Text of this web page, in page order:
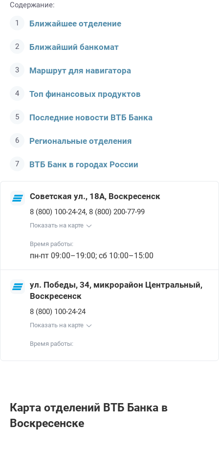
Содержание:
Ближайшее отделение
Ближайший банкомат
Маршрут для навигатора
Топ финансовых продуктов
Последние новости ВТБ Банкa
Региональные отделения
ВТБ Банк в городах России
Советская ул., 18А, Воскресенск
8 (800) 100-24-24, 8 (800) 200-77-99
Показать на карте
Время работы:
пн-пт 09:00–19:00; сб 10:00–15:00
ул. Победы, 34, микрорайон Центральный,
Воскресенск
8 (800) 100-24-24
Показать на карте
Время работы:
Карта отделений ВТБ Банкa в
Воскресенске